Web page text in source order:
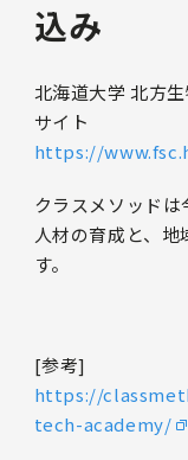
込み
北海道大学 北方
サイト
https://
クラスメソッド
人材の育成と、
す。
[参考]
https://
tech-academy/